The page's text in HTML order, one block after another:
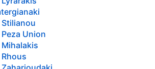
Union